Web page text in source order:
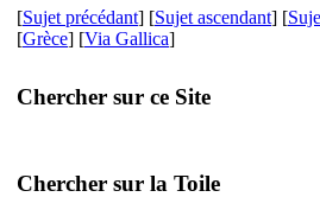
[Sujet précédant] [Sujet ascendant] [
[Grèce] [Via Gallica]
Chercher sur ce Site
Chercher sur la Toile